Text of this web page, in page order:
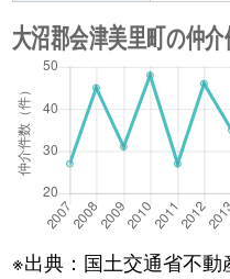
※出典：国土交通省不動